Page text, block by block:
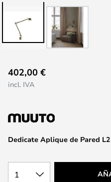
al
comienzo
la
galería
deDedicate Aplique de Pared
402,00 €
incl. IVA
1